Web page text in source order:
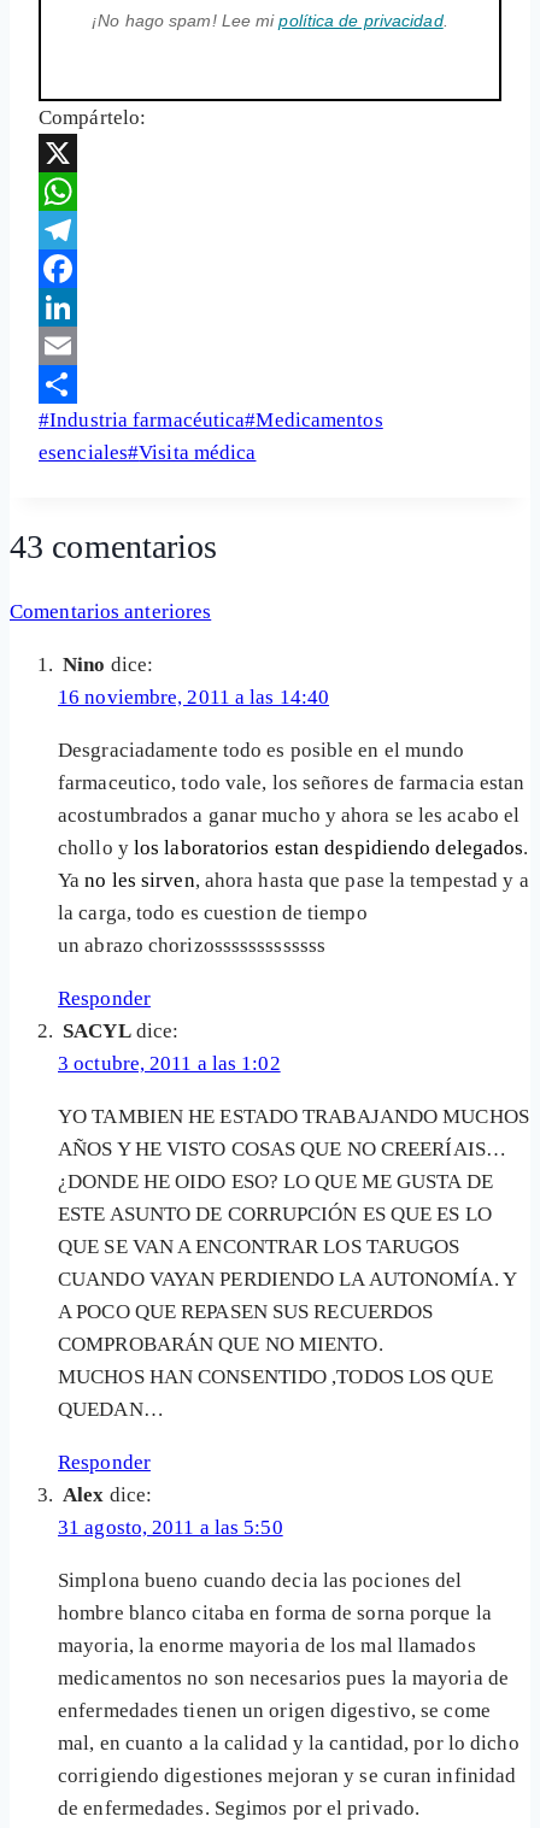
¡No hago spam! Lee mipolítica de privacidad.
Compártelo:
X
WhatsApp
Telegram
Facebook
LinkedIn
Email
Share
Etiquetas
de
#Industria farmacéutica#Medicamentos
esenciales#Visita médica
43 comentarios
Navegación
de
comentarios
Comentarios anteriores
Nino dice:
16 noviembre, 2011 a las 14:40
Desgraciadamente todo es posible en el mundo
farmaceutico, todo vale, los señores de farmacia estan
acostumbrados a ganar mucho y ahora se les acabo el
chollo y los laboratorios estan despidiendo delegados.
Yano les sirven, ahora hasta que pase la tempestad y a
la carga, todo es cuestion de tiempo
un abrazo chorizosssssssssssss
Responder
SACYL dice:
3 octubre, 2011 a las 1:02
YO TAMBIEN HE ESTADO TRABAJANDO MUCHOS
AÑOS Y HE VISTO COSAS QUE NO CREERÍAIS…
¿DONDE HE OIDO ESO? LO QUE ME GUSTA DE
ESTE ASUNTO DE CORRUPCIÓN ES QUE ES LO
QUE SE VAN A ENCONTRAR LOS TARUGOS
CUANDO VAYAN PERDIENDO LA AUTONOMÍA. Y
A POCO QUE REPASEN SUS RECUERDOS
COMPROBARÁN QUE NO MIENTO.
MUCHOS HAN CONSENTIDO ,TODOS LOS QUE
QUEDAN…
Responder
Alex dice:
31 agosto, 2011 a las 5:50
Simplona bueno cuando decia las pociones del
hombre blanco citaba en forma de sorna porque la
mayoria, la enorme mayoria de los mal llamados
medicamentos no son necesarios pues la mayoria de
enfermedades tienen un origen digestivo, se come
mal, en cuanto a la calidad y la cantidad, por lo dicho
corrigiendo digestiones mejoran y se curan infinidad
de enfermedades. Segimos por el privado.